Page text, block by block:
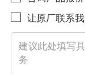
让原厂联系我